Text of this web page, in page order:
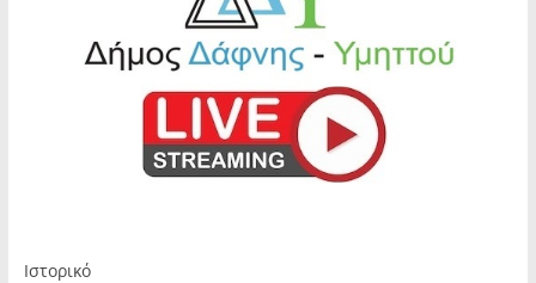
Ιστορικό